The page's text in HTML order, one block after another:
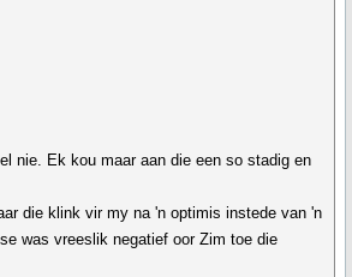
nie. Ek kou maar aan die een so stadig en
die klink vir my na 'n optimis instede van 'n
was vreeslik negatief oor Zim toe die